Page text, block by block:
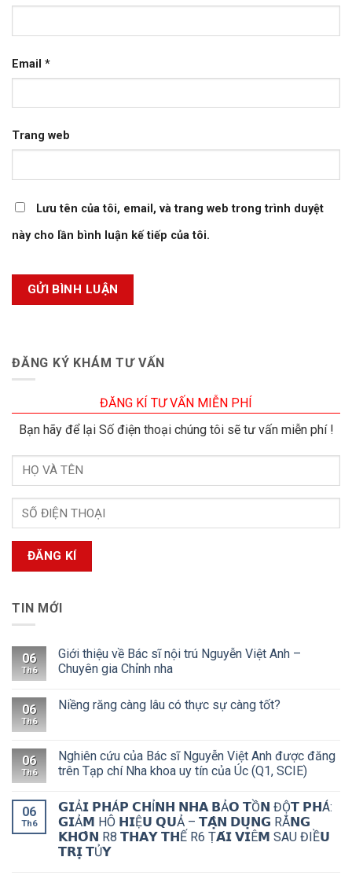
Email *
Trang web
Lưu tên của tôi, email, và trang web trong trình duyệt
này cho lần bình luận kế tiếp của tôi.
ĐĂNG KÝ KHÁM TƯ VẤN
ĐĂNG KÍ TƯ VẤN MIỄN PHÍ
Bạn hãy để lại Số điện thoại chúng tôi sẽ tư vấn miễn phí !
TIN MỚI
06
Th6
Giới thiệu về Bác sĩ nội trú Nguyễn Việt Anh –
Chuyên gia Chỉnh nha
06
Th6
Niềng răng càng lâu có thực sự càng tốt?
06
Th6
Nghiên cứu của Bác sĩ Nguyễn Việt Anh được đăng
trên Tạp chí Nha khoa uy tín của Úc (Q1, SCIE)
06
Th6
𝗚𝗜Ả𝗜 𝗣𝗛Á𝗣 𝗖𝗛Ỉ𝗡𝗛 𝗡𝗛𝗔 𝗕Ả𝗢 𝗧Ồ𝗡 ĐỘ̣𝗧 𝗣𝗛Á:
𝗚𝗜Ả𝗠 HÔ 𝗛𝗜Ệ𝗨 𝗤𝗨Ả – 𝗧𝗔̣̂𝗡 𝗗𝗨̣𝗡𝗚 RĂ𝗡𝗚
𝗞𝗛𝗢̂𝗡 R8 𝗧𝗛𝗔𝗬 𝗧𝗛Ế R6 Ṭ𝗔́𝗜 𝗩𝗜Ê𝗠 SAU ĐIỀ𝗨
𝗧𝗥𝗜̣ 𝗧Ủ𝗬